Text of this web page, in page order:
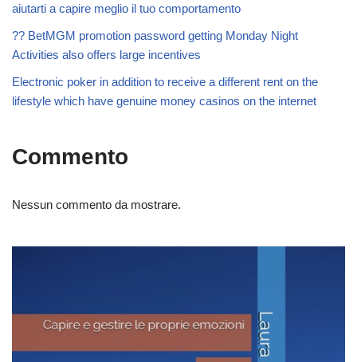
aiutarti a capire meglio il tuo comportamento
?? BetMGM promotion password getting Monday Night
Activities also offers large incentives
Electronic poker in addition to receive a different rent on the
lifestyle which have genuine money casinos on the internet
Commento
Nessun commento da mostrare.